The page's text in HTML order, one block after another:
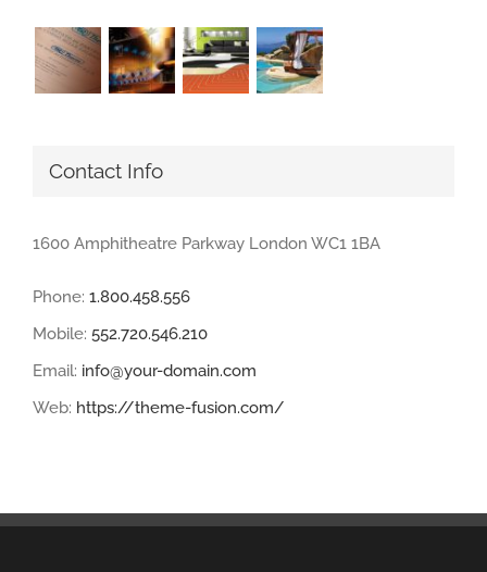
Contact Info
1600 Amphitheatre Parkway London WC1 1BA
Phone: 1.800.458.556
Mobile: 552.720.546.210
Email: info@your-domain.com
Web: https://theme-fusion.com/